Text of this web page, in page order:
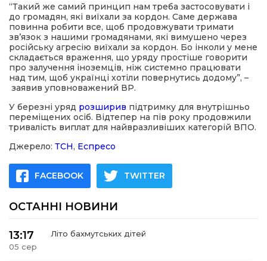
“Такий же самий принцип нам треба застосовувати і
до громадян, які виїхали за кордон. Саме держава
повинна робити все, щоб продовжувати тримати
зв’язок з нашими громадянами, які вимушено через
російську агресію виїхали за кордон. Бо інколи у мене
складається враження, що уряду простіше говорити
про залучення іноземців, ніж системно працювати
над тим, щоб українці хотіли повернутись додому”, –
заявив уповноважений ВР.
У березні уряд розширив підтримку для внутрішньо
переміщених осіб. Відтепер на пів року продовжили
тривалість виплат для найвразливіших категорій ВПО.
Джерело: ТСН, Еспресо
FACEBOOK TWITTER
ОСТАННІ НОВИНИ
13:17
05 сер
Літо бахмутських дітей